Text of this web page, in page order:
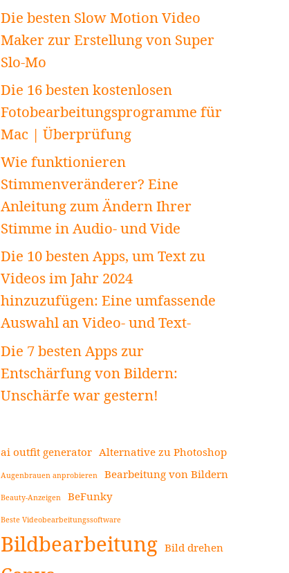
Die besten Slow Motion Video
Maker zur Erstellung von Super
Slo-Mo
Die 16 besten kostenlosen
Fotobearbeitungsprogramme für
Mac | Überprüfung
Wie funktionieren
Stimmenveränderer? Eine
Anleitung zum Ändern Ihrer
Stimme in Audio- und Vide
Die 10 besten Apps, um Text zu
Videos im Jahr 2024
hinzuzufügen: Eine umfassende
Auswahl an Video- und Text-
Die 7 besten Apps zur
Entschärfung von Bildern:
Unschärfe war gestern!
ai outfit generator Alternative zu Photoshop
Augenbrauen anprobieren Bearbeitung von Bildern
Beauty-Anzeigen BeFunky
Beste Videobearbeitungssoftware
Bildbearbeitung Bild drehen